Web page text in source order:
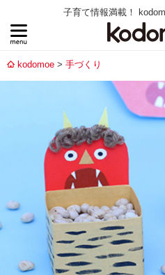
子育て情報満載！
kodomoe 手づくり